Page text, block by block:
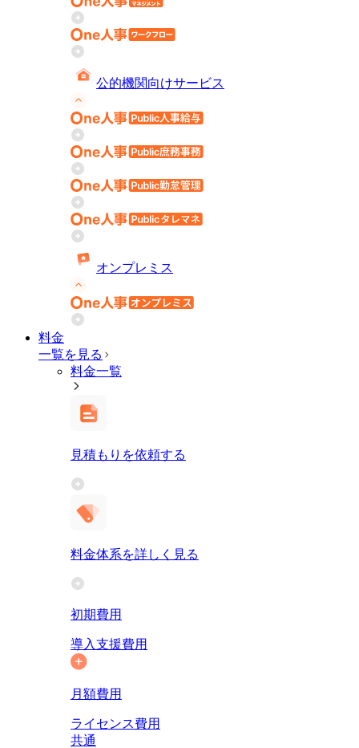
公的機関向けサービス
オンプレミス
料金
一覧を見る
料金一覧
見積もりを依頼する
料金体系を詳しく見る
初期費用
導入支援費用
月額費用
ライセンス費用
共通